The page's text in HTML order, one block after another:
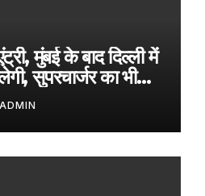
मुंबई के बाद दिल्ली में
सुपरचार्जर का भी
ADMIN